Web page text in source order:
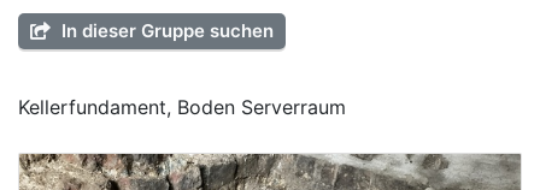
In dieser Gruppe suchen
Kellerfundament, Boden Serverraum